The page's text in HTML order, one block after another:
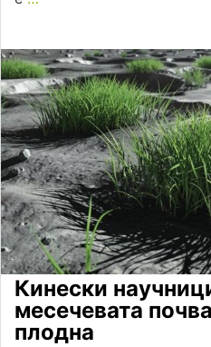
Кинески
месечевата
плодна